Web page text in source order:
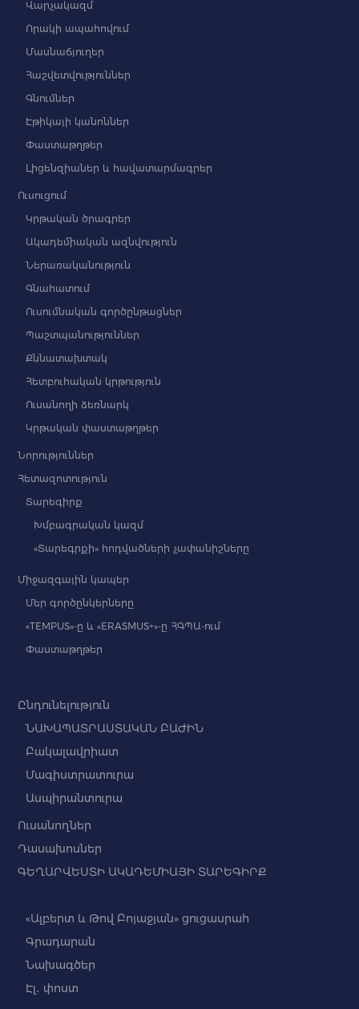
Վարչակազմ
Որակի ապահովում
Մասնաճյուղեր
Հաշվետվություններ
Գնումներ
Էթիկայի կանոններ
Փաստաթղթեր
Լիցենզիաներ և հավատարմագրեր
Ուսուցում
Կրթական ծրագրեր
Ակադեմիական ազնվություն
Ներառականություն
Գնահատում
Ուսումնական գործընթացներ
Պաշտպանություններ
Քննատախտակ
Հետբուհական կրթություն
Ուսանողի ձեռնարկ
Կրթական փաստաթղթեր
Նորություններ
Հետազոտություն
Տարեգիրք
Խմբագրական կազմ
«Տարեգրքի» հոդվածների չափանիշները
Միջազգային կապեր
Մեր գործընկերները
«TEMPUS»-ը և «ERASMUS+»-ը ՀԳՊԱ-ում
Փաստաթղթեր
Ընդունելություն
ՆԱԽԱՊԱՏՐԱՍՏԱԿԱՆ ԲԱԺԻՆ
Բակալավրիատ
Մագիստրատուրա
Ասպիրանտուրա
Ուսանողներ
Դասախոսներ
ԳԵՂԱՐՎԵՍՏԻ ԱԿԱԴԵՄԻԱՅԻ ՏԱՐԵԳԻՐՔ
«Ալբերտ և Թով Բոյաջյան» ցուցասրահ
Գրադարան
Նախագծեր
Էլ․ փոստ